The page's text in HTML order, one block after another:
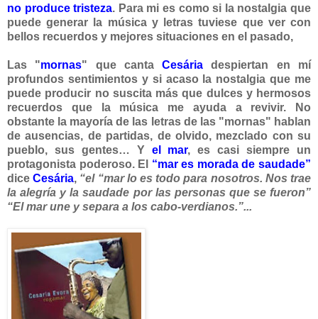
no produce tristeza. Para mi es como si la nostalgia que
puede generar la música y letras tuviese que ver con
bellos recuerdos y mejores situaciones en el pasado,
Las "mornas" que cantaCesária despiertan en mí
profundos sentimientos y si acaso la nosta lgia que me
puede producir no suscita más que dulces y hermosos
recuerdos que la música me ayuda a revivir. No
obstante la mayoría de las letras de las "mornas" hablan
de ausencias, de partidas, de olvido, mezclado con su
pueblo, sus gentes… Y el mar, es casi siempre un
protagonista poderoso. El “mar es morada de saudade”
diceCesária, “el “mar lo es todo para nosotros. Nos trae
la alegría y la saudade por las personas que se fueron”
“El mar une y separa a los cabo-verdianos.”...